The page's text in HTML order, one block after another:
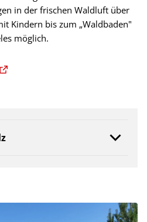
in der frischen Waldluft über
Kindern bis zum „Waldbaden"
möglich.